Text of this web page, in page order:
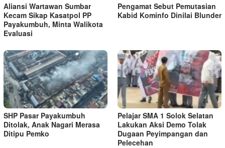
Aliansi Wartawan Sumbar
Kecam Sikap Kasatpol PP
Payakumbuh, Minta Walikota
Evaluasi
Pengamat Sebut Pemutasian
Kabid Kominfo Dinilai Blunder
SHP Pasar Payakumbuh
Ditolak, Anak Nagari Merasa
Ditipu Pemko
Pelajar SMA 1 Solok Selatan
Lakukan Aksi Demo Tolak
Dugaan Peyimpangan dan
Pelecehan